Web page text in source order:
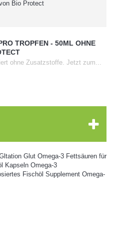
TROPFEN - 50ML OHNE
ohne Zusatzstoffe. Jetzt zum...
Glut Omega-3 Fettsäuren für
Kapseln Omega-3
Fischöl Supplement Omega-